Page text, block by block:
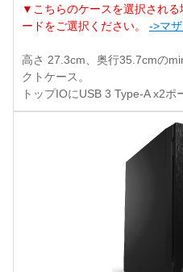
▼こちらのケースを選択され
ードをご選択ください。 ->マ
高さ 27.3cm、奥行35.7cmの
クトケース。
トップIOにUSB 3 Type-A x2ポ